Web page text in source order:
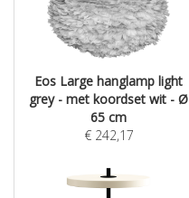
Eos Large hanglamp light
grey - met koordset wit - Ø
65 cm
€ 242,17